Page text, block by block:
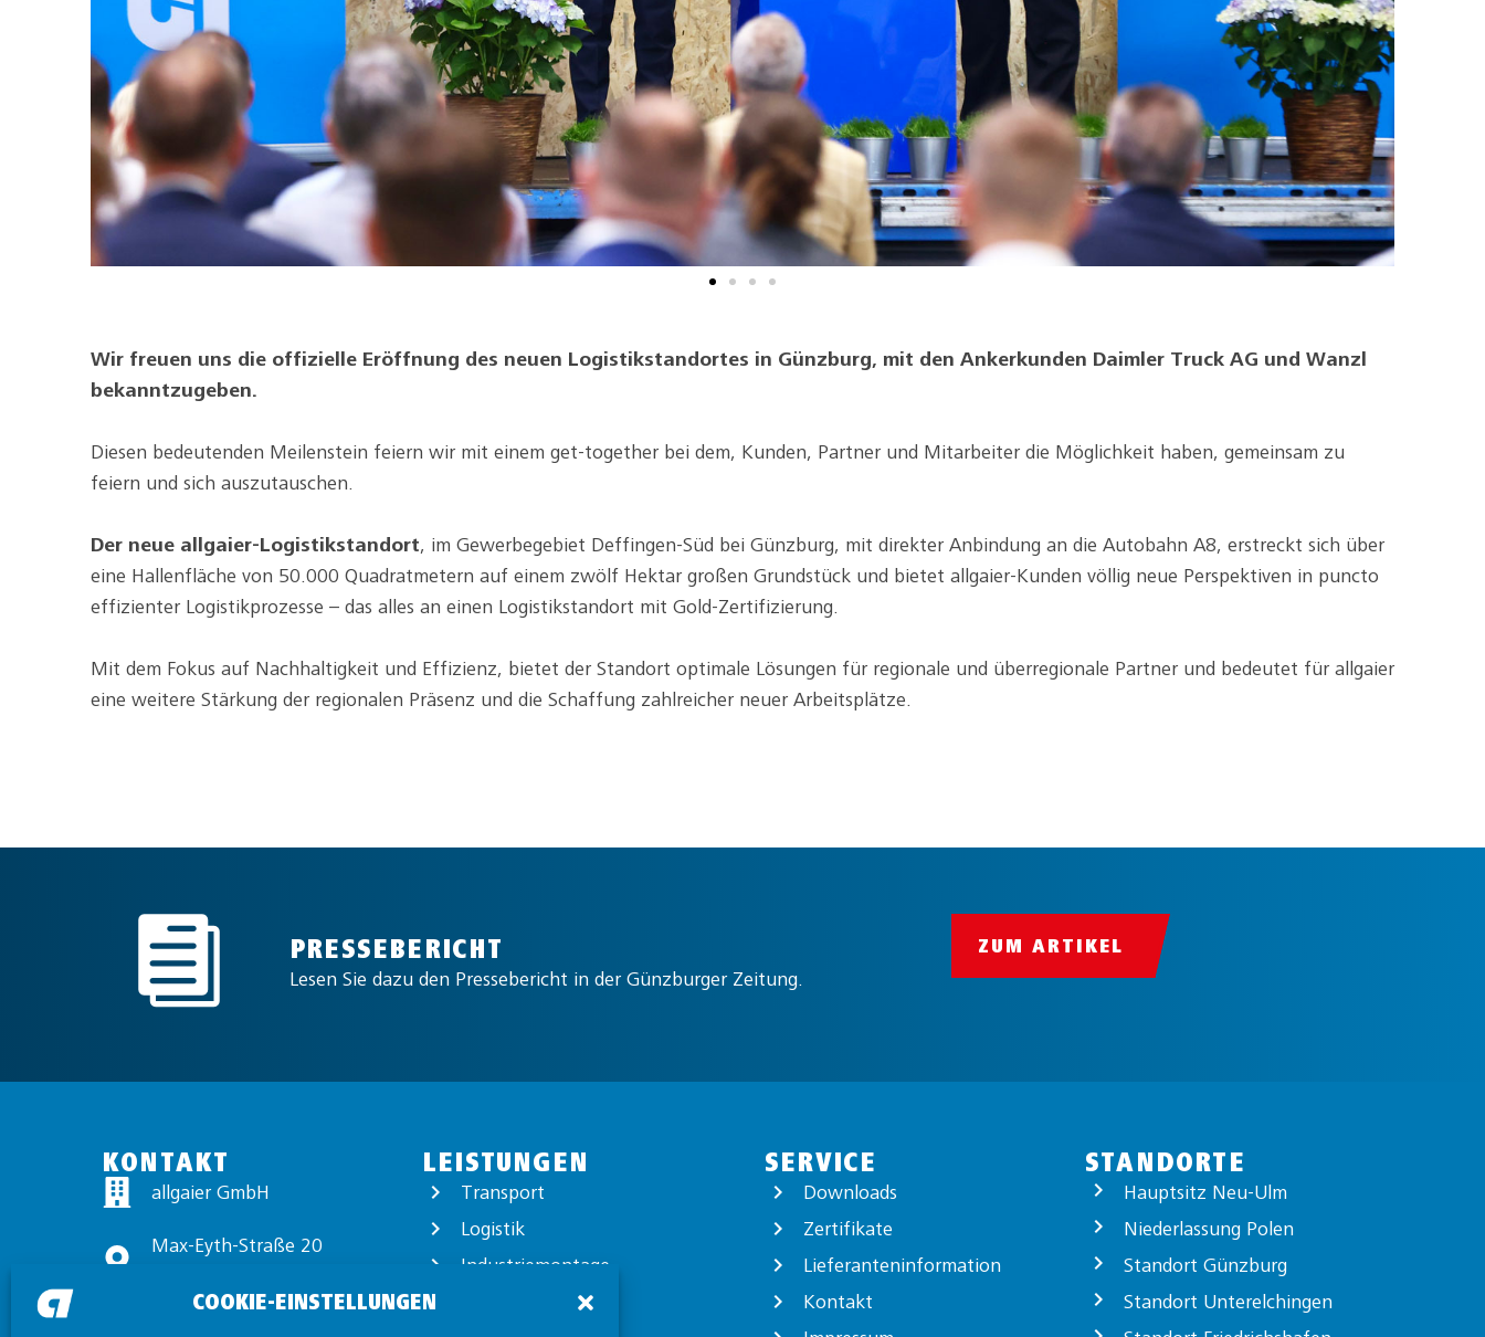
COOKIE-EINSTELLUNGEN
Wir freuen uns die offizielle Eröffnung des neuen Logistikstandortes in Günzburg, mit den Ankerkunden Daimler Truck AG und Wanzl
bekanntzugeben.
Diesen bedeutenden Meilenstein feiern wir mit einem get-together bei dem, Kunden, Partner und Mitarbeiter die Möglichkeit haben, gemeinsam zu
feiern und sich auszutauschen.
Der neue allgaier-Logistikstandort, im Gewerbegebiet Deffingen-Süd bei Günzburg, mit direkter Anbindung an die Autobahn A8, erstreckt sich über
eine Hallenfläche von 50.000 Quadratmetern auf einem zwölf Hektar großen Grundstück und bietet allgaier-Kunden völlig neue Perspektiven in puncto
effizienter Logistikprozesse – das alles an einen Logistikstandort mit Gold-Zertifizierung.
Mit dem Fokus auf Nachhaltigkeit und Effizienz, bietet der Standort optimale Lösungen für regionale und überregionale Partner und bedeutet für allgaier
eine weitere Stärkung der regionalen Präsenz und die Schaffung zahlreicher neuer Arbeitsplätze.
PRESSEBERICHT
Lesen Sie dazu den Pressebericht in der Günzburger Zeitung.
ZUM ARTIKEL
KONTAKT
allgaier GmbH
Max-Eyth-Straße 20
LEISTUNGEN
Transport
Logistik
Industriemontage
Exportverpackung
SERVICE
Downloads
Zertifikate
Lieferanteninformation
Kontakt
STANDORTE
Hauptsitz Neu-Ulm
Niederlassung Polen
Standort Günzburg
Standort Unterelchingen